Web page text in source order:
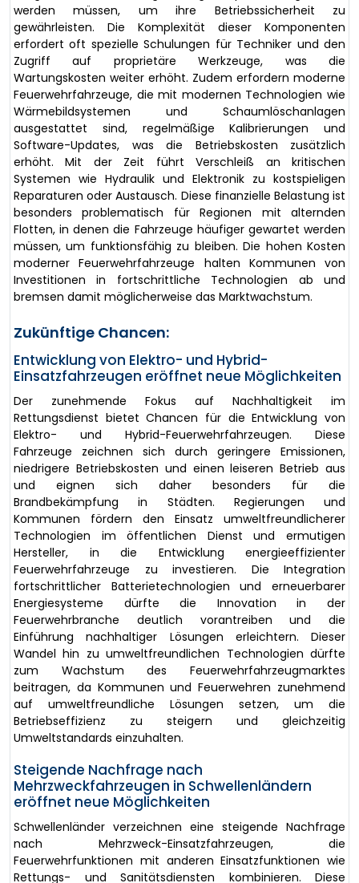
werden müssen, um ihre Betriebssicherheit zu
gewährleisten. Die Komplexität dieser Komponenten
erfordert oft spezielle Schulungen für Techniker und den
Zugriff auf proprietäre Werkzeuge, was die
Wartungskosten weiter erhöht. Zudem erfordern moderne
Feuerwehrfahrzeuge, die mit modernen Technologien wie
Wärmebildsystemen und Schaumlöschanlagen
ausgestattet sind, regelmäßige Kalibrierungen und
Software-Updates, was die Betriebskosten zusätzlich
erhöht. Mit der Zeit führt Verschleiß an kritischen
Systemen wie Hydraulik und Elektronik zu kostspieligen
Reparaturen oder Austausch. Diese finanzielle Belastung ist
besonders problematisch für Regionen mit alternden
Flotten, in denen die Fahrzeuge häufiger gewartet werden
müssen, um funktionsfähig zu bleiben. Die hohen Kosten
moderner Feuerwehrfahrzeuge halten Kommunen von
Investitionen in fortschrittliche Technologien ab und
bremsen damit möglicherweise das Marktwachstum.
Zukünftige Chancen:
Entwicklung von Elektro- und Hybrid-
Einsatzfahrzeugen eröffnet neue Möglichkeiten
Der zunehmende Fokus auf Nachhaltigkeit im
Rettungsdienst bietet Chancen für die Entwicklung von
Elektro- und Hybrid-Feuerwehrfahrzeugen. Diese
Fahrzeuge zeichnen sich durch geringere Emissionen,
niedrigere Betriebskosten und einen leiseren Betrieb aus
und eignen sich daher besonders für die
Brandbekämpfung in Städten. Regierungen und
Kommunen fördern den Einsatz umweltfreundlicherer
Technologien im öffentlichen Dienst und ermutigen
Hersteller, in die Entwicklung energieeffizienter
Feuerwehrfahrzeuge zu investieren. Die Integration
fortschrittlicher Batterietechnologien und erneuerbarer
Energiesysteme dürfte die Innovation in der
Feuerwehrbranche deutlich vorantreiben und die
Einführung nachhaltiger Lösungen erleichtern. Dieser
Wandel hin zu umweltfreundlichen Technologien dürfte
zum Wachstum des Feuerwehrfahrzeugmarktes
beitragen, da Kommunen und Feuerwehren zunehmend
auf umweltfreundliche Lösungen setzen, um die
Betriebseffizienz zu steigern und gleichzeitig
Umweltstandards einzuhalten.
Steigende Nachfrage nach
Mehrzweckfahrzeugen in Schwellenländern
eröffnet neue Möglichkeiten
Schwellenländer verzeichnen eine steigende Nachfrage
nach Mehrzweck-Einsatzfahrzeugen, die
Feuerwehrfunktionen mit anderen Einsatzfunktionen wie
Rettungs- und Sanitätsdiensten kombinieren. Diese